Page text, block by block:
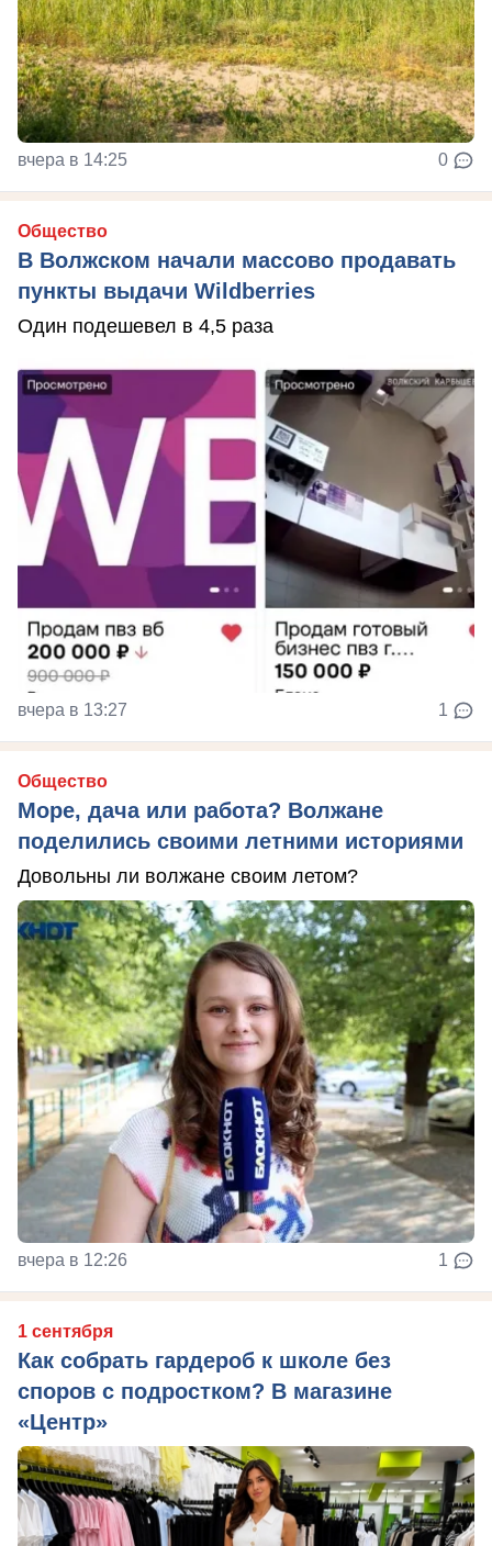
вчера в 14:25 0
Общество
В Волжском начали массово продавать
пункты выдачи Wildberries
Один подешевел в 4,5 раза
вчера в 13:27 1
Общество
Море, дача или работа? Волжане
поделились своими летними историями
Довольны ли волжане своим летом?
вчера в 12:26 1
1 сентября
Как собрать гардероб к школе без
споров с подростком? В магазине
«Центр»